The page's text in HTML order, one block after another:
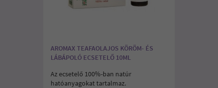
AROMAX TEAFAOLAJOS KÖRÖM- ÉS
LÁBÁPOLÓ ECSETELŐ 10ML
Az ecsetelő 100%-ban natúr
hatóanyagokat tartalmaz.